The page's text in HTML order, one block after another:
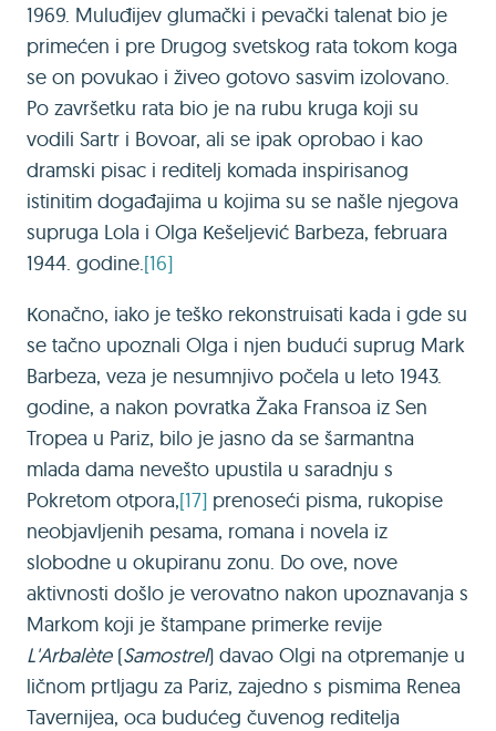
1969. Muluđijev glumački i pevački talenat bio je
primećen i pre Drugog svetskog rata tokom koga
se on povukao i živeo gotovo sasvim izolovano.
Po završetku rata bio je na rubu kruga koji su
vodili Sartr i Bovoar, ali se ipak oprobao i kao
dramski pisac i reditelj komada inspirisanog
istinitim događajima u kojima su se našle njegova
supruga Lola i Olga Кešeljević Barbeza, februara
1944. godine.[16]
Кonačno, iako je teško rekonstruisati kada i gde su
se tačno upoznali Olga i njen budući suprug Mark
Barbeza, veza je nesumnjivo počela u leto 1943.
godine, a nakon povratka Žaka Fransoa iz Sen
Tropea u Pariz, bilo je jasno da se šarmantna
mlada dama nevešto upustila u saradnju s
Pokretom otpora,[17] prenoseći pisma, rukopise
neobjavljenih pesama, romana i novela iz
slobodne u okupiranu zonu. Do ove, nove
aktivnosti došlo je verovatno nakon upoznavanja s
Markom koji je štampane primerke revije
L'Arbalète(Samostrel) davao Olgi na otpremanje u
ličnom prtljagu za Pariz, zajedno s pismima Renea
Tavernijea, oca budućeg čuvenog reditelja